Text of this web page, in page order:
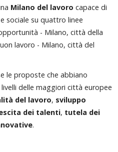
Milano del lavoro capace di
sociale su quattro linee
- Milano, città della
lavoro - Milano, città del
le proposte che abbiano
delle maggiori città europee
del lavoro, sviluppo
dei talenti, tutela dei
.